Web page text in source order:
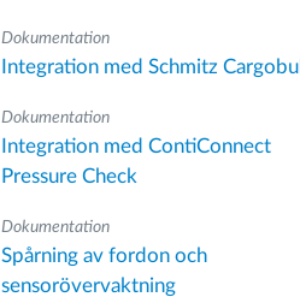
Dokumentation
Integration med Schmitz Cargobull
Dokumentation
Integration med ContiConnect
Pressure Check
Dokumentation
Spårning av fordon och
sensorövervaktning